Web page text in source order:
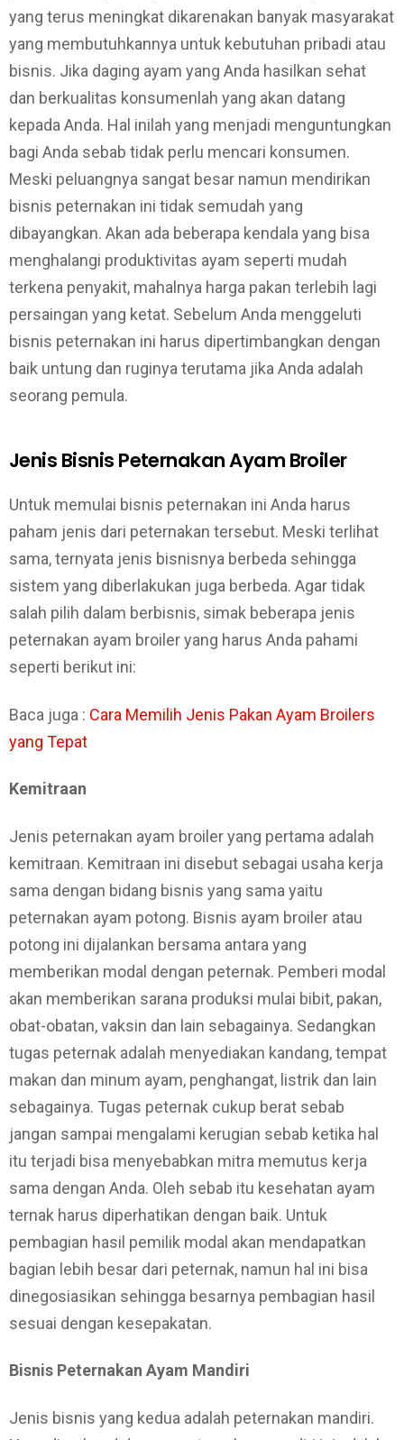
yang terus meningkat dikarenakan banyak masyarakat
yang membutuhkannya untuk kebutuhan pribadi atau
bisnis. Jika daging ayam yang Anda hasilkan sehat
dan berkualitas konsumenlah yang akan datang
kepada Anda. Hal inilah yang menjadi menguntungkan
bagi Anda sebab tidak perlu mencari konsumen.
Meski peluangnya sangat besar namun mendirikan
bisnis peternakan ini tidak semudah yang
dibayangkan. Akan ada beberapa kendala yang bisa
menghalangi produktivitas ayam seperti mudah
terkena penyakit, mahalnya harga pakan terlebih lagi
persaingan yang ketat. Sebelum Anda menggeluti
bisnis peternakan ini harus dipertimbangkan dengan
baik untung dan ruginya terutama jika Anda adalah
seorang pemula.
Jenis Bisnis Peternakan Ayam Broiler
Untuk memulai bisnis peternakan ini Anda harus
paham jenis dari peternakan tersebut. Meski terlihat
sama, ternyata jenis bisnisnya berbeda sehingga
sistem yang diberlakukan juga berbeda. Agar tidak
salah pilih dalam berbisnis, simak beberapa jenis
peternakan ayam broiler yang harus Anda pahami
seperti berikut ini:
Baca juga : Cara Memilih Jenis Pakan Ayam Broilers
yang Tepat
Kemitraan
Jenis peternakan ayam broiler yang pertama adalah
kemitraan. Kemitraan ini disebut sebagai usaha kerja
sama dengan bidang bisnis yang sama yaitu
peternakan ayam potong. Bisnis ayam broiler atau
potong ini dijalankan bersama antara yang
memberikan modal dengan peternak. Pemberi modal
akan memberikan sarana produksi mulai bibit, pakan,
obat-obatan, vaksin dan lain sebagainya. Sedangkan
tugas peternak adalah menyediakan kandang, tempat
makan dan minum ayam, penghangat, listrik dan lain
sebagainya. Tugas peternak cukup berat sebab
jangan sampai mengalami kerugian sebab ketika hal
itu terjadi bisa menyebabkan mitra memutus kerja
sama dengan Anda. Oleh sebab itu kesehatan ayam
ternak harus diperhatikan dengan baik. Untuk
pembagian hasil pemilik modal akan mendapatkan
bagian lebih besar dari peternak, namun hal ini bisa
dinegosiasikan sehingga besarnya pembagian hasil
sesuai dengan kesepakatan.
Bisnis Peternakan Ayam Mandiri
Jenis bisnis yang kedua adalah peternakan mandiri.